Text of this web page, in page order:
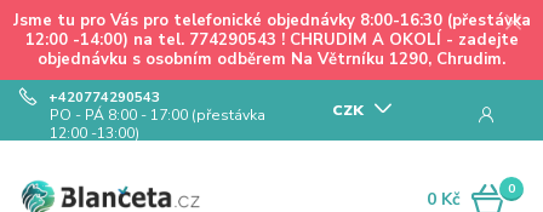
Jsme tu pro Vás pro telefonické objednávky 8:00-16:30 (přestávka
12:00 -14:00) na tel. 774290543 ! CHRUDIM A OKOLÍ - zadejte
objednávku s osobním odběrem Na Větrníku 1290, Chrudim.
CZK
+420774290543
PO - PÁ 8:00 - 17:00 (přestávka
12:00 -13:00)
0
0 Kč